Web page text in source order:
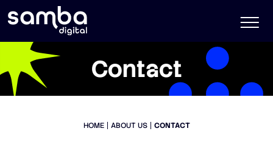
Contact
HOME ABOUT US CONTACT